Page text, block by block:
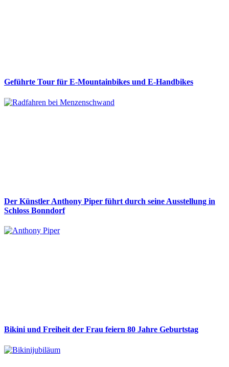
Geführte Tour für E-Mountainbikes und E-Handbikes
Der Künstler Anthony Piper führt durch seine Ausstellung in
Schloss Bonndorf
Bikini und Freiheit der Frau feiern 80 Jahre Geburtstag